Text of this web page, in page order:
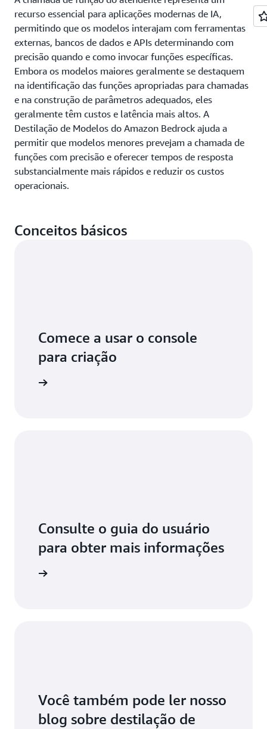
recurso essencial para aplicações modernas de IA,
permitindo que os modelos interajam com ferramentas
externas, bancos de dados e APIs determinando com
precisão quando e como invocar funções específicas.
Embora os modelos maiores geralmente se destaquem
na identificação das funções apropriadas para chamadas
e na construção de parâmetros adequados, eles
geralmente têm custos e latência mais altos. A
Destilação de Modelos do Amazon Bedrock ajuda a
permitir que modelos menores prevejam a chamada de
funções com precisão e oferecer tempos de resposta
substancialmente mais rápidos e reduzir os custos
operacionais.
Conceitos básicos
Comece a usar o console
para criação
Consulte o guia do usuário
para obter mais informações
Você também pode ler nosso
blog sobre destilação de